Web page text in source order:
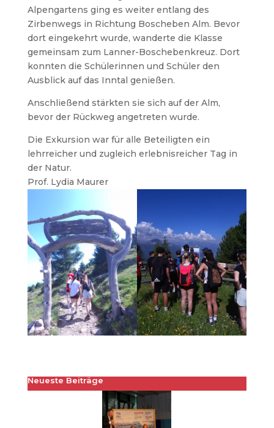
Alpengartens ging es weiter entlang des
Zirbenwegs in Richtung Boscheben Alm. Bevor
dort eingekehrt wurde, wanderte die Klasse
gemeinsam zum Lanner-Boschebenkreuz. Dort
konnten die Schülerinnen und Schüler den
Ausblick auf das Inntal genießen.
Anschließend stärkten sie sich auf der Alm,
bevor der Rückweg angetreten wurde.
Die Exkursion war für alle Beteiligten ein
lehrreicher und zugleich erlebnisreicher Tag in
der Natur.
Prof. Lydia Maurer
Neueste Beiträge